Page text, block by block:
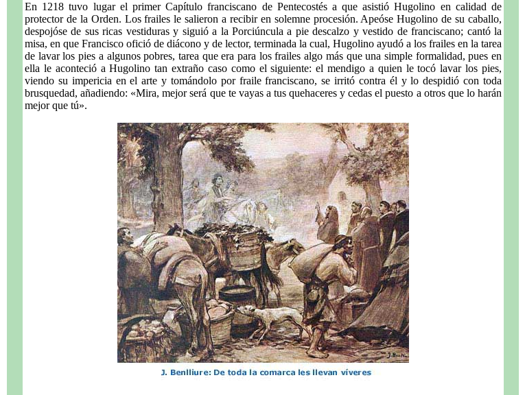
En 1218 tuvo lugar el primer Capítulo franciscano de Pentecostés a que asistió Hugolino en calidad de
protector de la Orden. Los frailes le salieron a recibir en solemne procesión. Apeóse Hugolino de su caballo,
despojóse de sus ricas vestiduras y siguió a la Porciúncula a pie descalzo y vestido de franciscano; cantó la
misa, en que Francisco ofició de diácono y de lector, terminada la cual, Hugolino ayudó a los frailes en la tarea
de lavar los pies a algunos pobres, tarea que era para los frailes algo más que una simple formalidad, pues en
ella le aconteció a Hugolino tan extraño caso como el siguiente: el mendigo a quien le tocó lavar los pies,
viendo su impericia en el arte y tomándolo por fraile franciscano, se irritó contra él y lo despidió con toda
brusquedad, añadiendo: «Mira, mejor será que te vayas a tus quehaceres y cedas el puesto a otros que lo harán
mejor que tú».